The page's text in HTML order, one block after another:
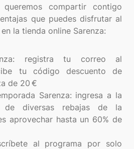
compartir contigo
que puedes disfrutar al
la tienda online Sarenza:
registra tu correo al
tu código descuento de
de 20 €
Sarenza: ingresa a la
diversas rebajas de la
aprovechar hasta un 60% de
al programa por solo